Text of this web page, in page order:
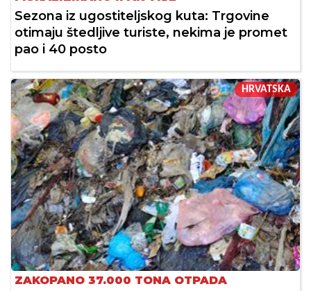
Sezona iz ugostiteljskog kuta: Trgovine
otimaju štedljive turiste, nekima je promet
pao i 40 posto
HRVATSKA
ZAKOPANO 37.000 TONA OTPADA